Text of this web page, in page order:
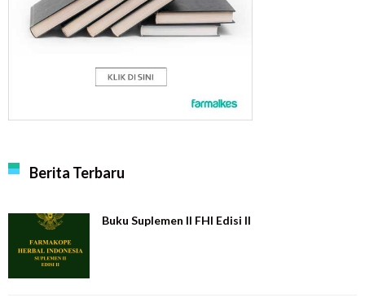
Berita Terbaru
Buku Suplemen II FHI Edisi II